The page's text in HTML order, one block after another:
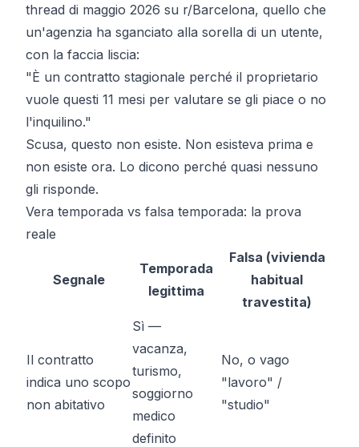
thread di maggio 2026 su r/Barcelona, quello che
un'agenzia ha sganciato alla sorella di un utente,
con la faccia liscia:
"È un contratto stagionale perché il proprietario
vuole questi 11 mesi per valutare se gli piace o no
l'inquilino."
Scusa, questo non esiste. Non esisteva prima e
non esiste ora. Lo dicono perché quasi nessuno
gli risponde.
Vera temporada vs falsa temporada: la prova
reale
Segnale
Temporada
legittima
Falsa (vivienda
habitual
travestita)
Il contratto
indica uno scopo
non abitativo
Sì —
vacanza,
turismo,
soggiorno
medico
definito
No, o vago
"lavoro" /
"studio"